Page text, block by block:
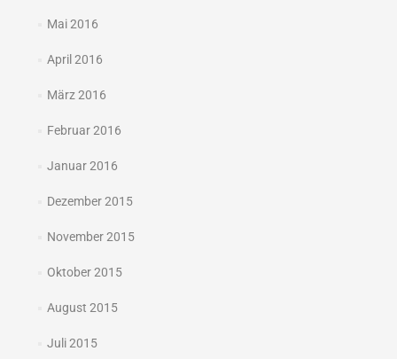
Mai 2016
April 2016
März 2016
Februar 2016
Januar 2016
Dezember 2015
November 2015
Oktober 2015
August 2015
Juli 2015